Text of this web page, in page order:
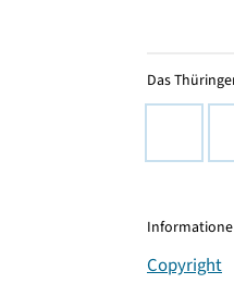
Das
Copyright